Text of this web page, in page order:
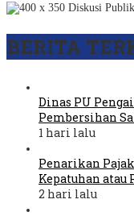
BERITA
Dinas PU
Pembersihan
1 hari lalu
Penarikan
Kepatuhan
2 hari lalu